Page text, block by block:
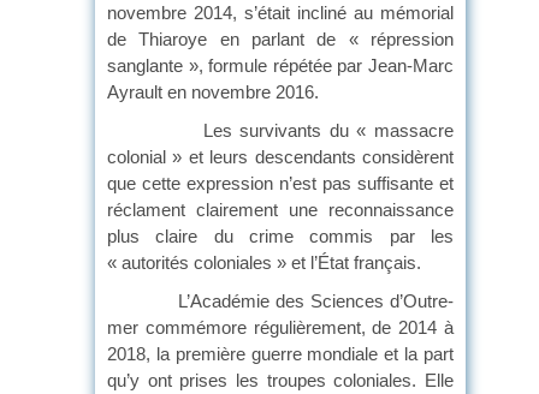
novembre 2014, s’était incliné au mémorial
de Thiaroye en parlant de « répression
sanglante », formule répétée par Jean-Marc
Ayrault en novembre 2016.
Les survivants du « massacre
colonial » et leurs descendants considèrent
que cette expression n’est pas suffisante et
réclament clairement une reconnaissance
plus claire du crime commis par les
« autorités coloniales » et l’État français.
L’Académie des Sciences d’Outre-
mer commémore régulièrement, de 2014 à
2018, la première guerre mondiale et la part
qu’y ont prises les troupes coloniales. Elle